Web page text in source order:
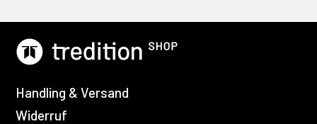
Handling & Versand
Widerruf